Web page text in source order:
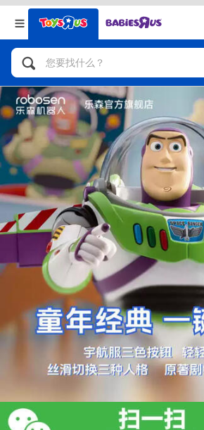
返回
分类目录
人气英雄，角色扮演，射击玩
自行车，滑板车，骑乘车
拼砌组合及乐高LEGO
玩具车，货车，火车及遥控系
手工艺，文具，蜡笔，泥胶，
娃娃，芭比，收藏公仔
电子玩具
游戏及拼图系列
益智学习玩具
返回
品牌